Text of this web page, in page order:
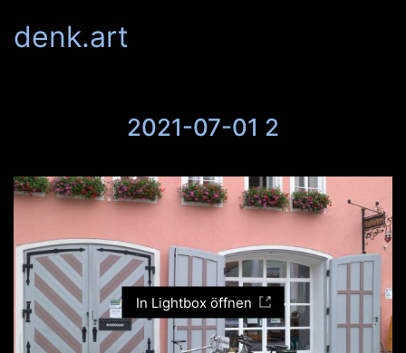
denk.art
2021-07-01 2
In Lightbox öffnen